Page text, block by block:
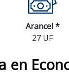
Arancel *
27 UF
en